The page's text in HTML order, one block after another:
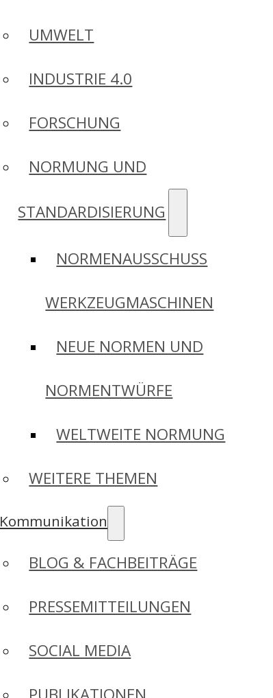
UMWELT
INDUSTRIE 4.0
FORSCHUNG
NORMUNG UND
STANDARDISIERUNG
NORMENAUSSCHUSS
WERKZEUGMASCHINEN
NEUE NORMEN UND
NORMENTWÜRFE
WELTWEITE NORMUNG
WEITERE THEMEN
Kommunikation
BLOG & FACHBEITRÄGE
PRESSEMITTEILUNGEN
SOCIAL MEDIA